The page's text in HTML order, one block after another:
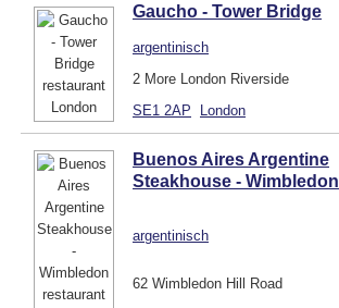
Gaucho - Tower Bridge
argentinisch
2 More London Riverside
SE1 2AP
London
Buenos Aires Argentine
Steakhouse - Wimbledon
argentinisch
62 Wimbledon Hill Road